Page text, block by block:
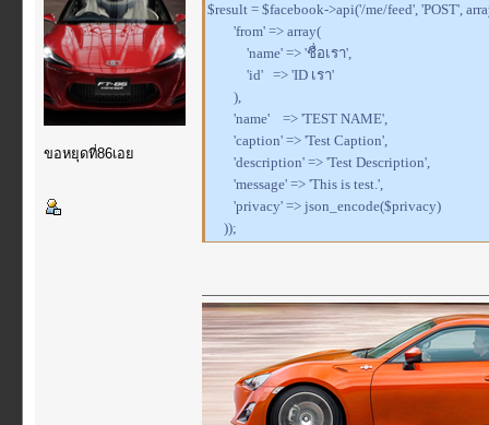
ขอหยุดที่86เอย
$result = $facebook->api('/me/feed', 'POST',
'from' => array(
'name' => 'ชื่อเรา',
'id' => 'ID เรา'
),
'name' => 'TEST NAME',
'caption' => 'Test Caption',
'description' => 'Test Description',
'message' => 'This is test.',
'privacy' => json_encode($privacy)
));